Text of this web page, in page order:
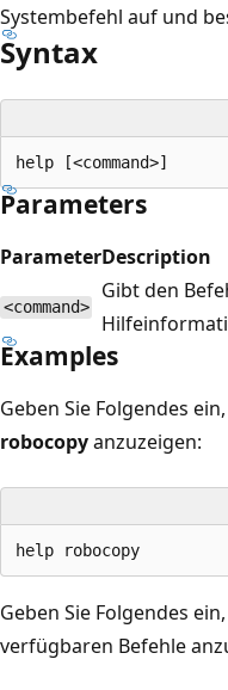
Systembefehl auf und
Syntax
Parameters
ParameterDescription
<command>
Gibt den
Examples
Geben Sie Folgendes
robocopyanzuzeigen:
Geben Sie Folgendes
verfügbaren Befehle